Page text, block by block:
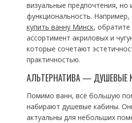
визуальные предпочтения, но
функциональность. Например,
купить ванну Минск, обратите
ассортимент акриловых и
которые сочетают
практичностью.
АЛЬТЕРНАТИВА — ДУШЕВЫЕ
Помимо ванн, всё большую
набирают душевые кабины.
актуальны для небольших